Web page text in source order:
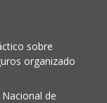
sobre
organizado
de